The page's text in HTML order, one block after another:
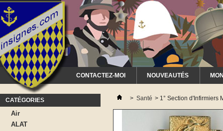
CONTACTEZ-MOI NOUVEAUTÉS
CATÉGORIES
Air
ALAT
> Santé > 1° Section d'Infirmiers